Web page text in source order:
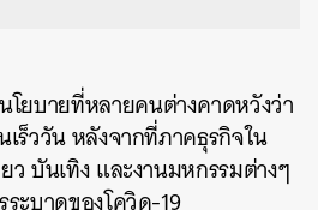
โยบายที่หลายคนต่างคาดหวังว่า
เร็ววัน หลังจากที่ภาคธุรกิจใน
ว บันเทิง และงานมหกรรมต่างๆ